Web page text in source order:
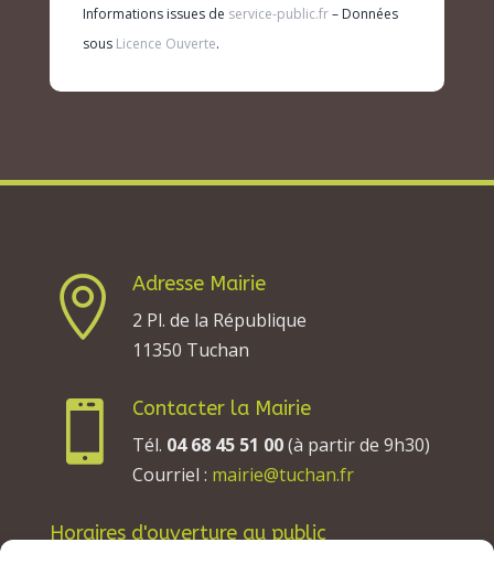
Informations issues de service-public.fr– Données
sous Licence Ouverte.

Adresse Mairie
2 Pl. de la République
11350 Tuchan

Contacter la Mairie
Tél. 04 68 45 51 00(à partir de 9h30)
Courriel : mairie@tuchan.fr
Horaires d'ouverture au public